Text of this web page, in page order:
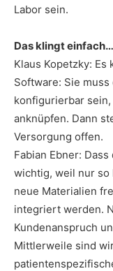
Labor sein.
Das klingt einfach…
Klaus Kopetzky:
Software: Sie
konfigurierbar
anknüpfen. Dann
Versorgung offen.
Fabian Ebner:
wichtig, weil nur so
neue Materialien
integriert werden.
Kundenanspruch
Mittlerweile sind